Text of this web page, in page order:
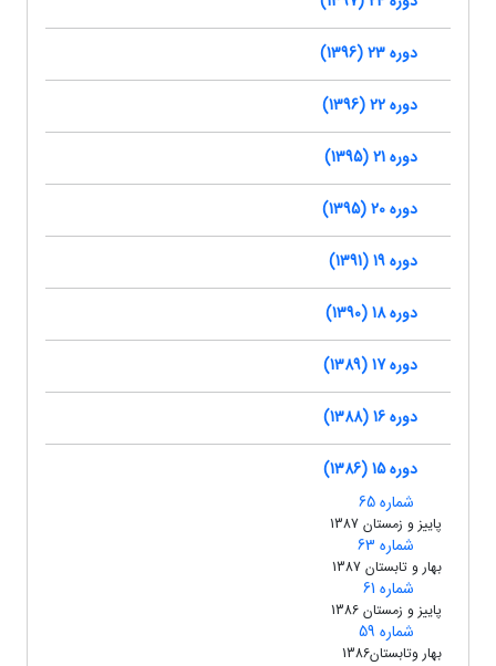
دوره 23 (1396)
دوره 22 (1396)
دوره 21 (1395)
دوره 20 (1395)
دوره 19 (1391)
دوره 18 (1390)
دوره 17 (1389)
دوره 16 (1388)
دوره 15 (1386)
شماره 65
پاییز و زمستان 1387
شماره 63
بهار و تابستان 1387
شماره 61
پاییز و زمستان 1386
شماره 59
بهار وتابستان1386